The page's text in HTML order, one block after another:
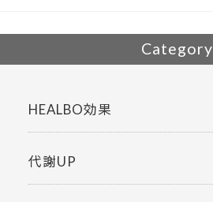
Category
HEALBO効果
代謝UP